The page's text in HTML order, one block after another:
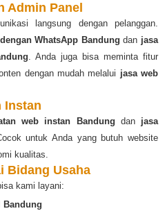
Admin Panel
langsung dengan pelanggan.
WhatsApp Bandung dan jasa
. Anda juga bisa meminta fitur
dengan mudah melalui jasa web
Instan
web instan Bandung dan jasa
untuk Anda yang butuh website
kualitas.
Bidang Usaha
kami layani:
Bandung